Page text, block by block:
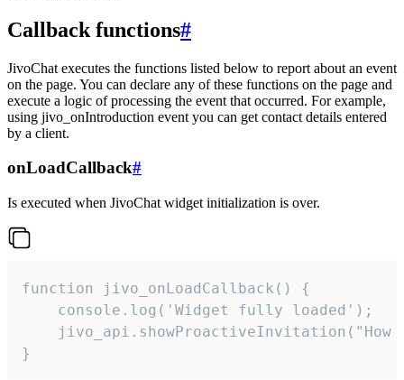
Callback functions#
JivoChat executes the functions listed below to report about an event
on the page. You can declare any of these functions on the page and
execute a logic of processing the event that occurred. For example,
using jivo_onIntroduction event you can get contact details entered
by a client.
onLoadCallback#
Is executed when JivoChat widget initialization is over.
function jivo_onLoadCallback() {
    console.log('Widget fully loaded');
jivo_api.showProactiveInvitation("How
}